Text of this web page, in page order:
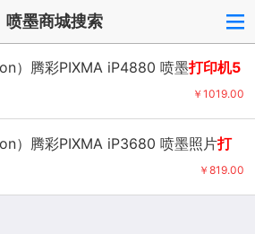
喷墨商城搜索
）腾彩PIXMA iP4880 喷墨打印机5
盘打印
￥1019.00
）腾彩PIXMA iP3680 喷墨照片打
立墨盒专业照片打印机的经济之选 双向
￥819.00